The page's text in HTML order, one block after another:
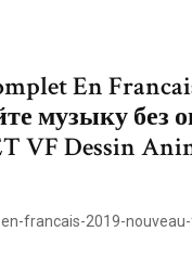
En
музыку без
VF Dessin
francais-2019-